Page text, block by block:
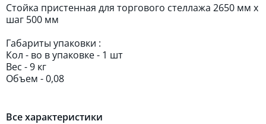
Стойка пристенная для торгового стеллажа 2650 мм х
шаг 500 мм
Габариты упаковки :
Кол - во в упаковке - 1 шт
Вес - 9 кг
Объем - 0,08
Все характеристики